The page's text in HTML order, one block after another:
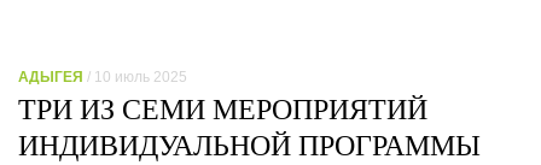
АДЫГЕЯ / 10 июль 2025
ТРИ ИЗ СЕМИ МЕРОПРИЯТИЙ
ИНДИВИДУАЛЬНОЙ ПРОГРАММЫ